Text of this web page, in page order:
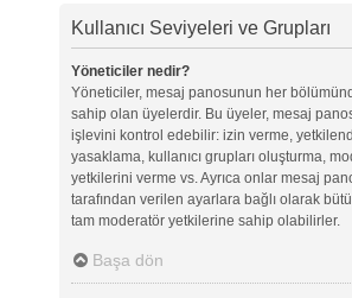
Kullanıcı Seviyeleri ve Grupları
Yöneticiler nedir?
Yöneticiler, mesaj panosunun her
sahip olan üyelerdir. Bu üyeler, mesaj
işlevini kontrol edebilir: izin verme,
yasaklama, kullanıcı grupları oluşturma,
yetkilerini verme vs. Ayrıca onlar mesaj
tarafından verilen ayarlara bağlı olarak
tam moderatör yetkilerine sahip olabilirler.
Başa dön